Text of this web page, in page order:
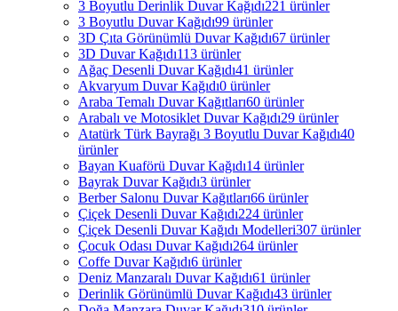
3 Boyutlu Derinlik Duvar Kağıdı221 ürünler
3 Boyutlu Duvar Kağıdı99 ürünler
3D Çıta Görünümlü Duvar Kağıdı67 ürünler
3D Duvar Kağıdı113 ürünler
Ağaç Desenli Duvar Kağıdı41 ürünler
Akvaryum Duvar Kağıdı0 ürünler
Araba Temalı Duvar Kağıtları60 ürünler
Arabalı ve Motosiklet Duvar Kağıdı29 ürünler
Atatürk Türk Bayrağı 3 Boyutlu Duvar Kağıdı40
ürünler
Bayan Kuaförü Duvar Kağıdı14 ürünler
Bayrak Duvar Kağıdı3 ürünler
Berber Salonu Duvar Kağıtları66 ürünler
Çiçek Desenli Duvar Kağıdı224 ürünler
Çiçek Desenli Duvar Kağıdı Modelleri307 ürünler
Çocuk Odası Duvar Kağıdı264 ürünler
Coffe Duvar Kağıdı6 ürünler
Deniz Manzaralı Duvar Kağıdı61 ürünler
Derinlik Görünümlü Duvar Kağıdı43 ürünler